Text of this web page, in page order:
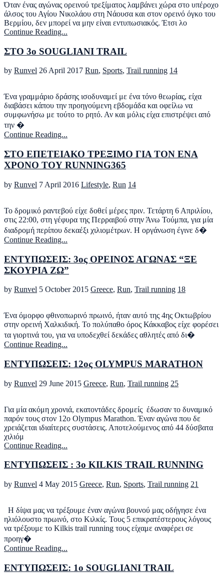
Όταν ένας αγώνας ορεινού τρεξίματος λαμβάνει χώρα στο υπέροχο
άλσος του Αγίου Νικολάου στη Νάουσα και στον ορεινό όγκο του
Βερμίου, δεν μπορεί να μην είναι εντυπωσιακός. Έτσι λο
Continue Reading...
ΣΤΟ 3ο SOUGLIANI TRAIL
by Runvel 26 April 2017 Run, Sports, Trail running 14
Ένα γραμμάριο δράσης ισοδυναμεί με ένα τόνο θεωρίας, είχα
διαβάσει κάπου την προηγούμενη εβδομάδα και οφείλω να
συμφωνήσω με τούτο το ρητό. Αν και μόλις είχα επιστρέψει από
την �
Continue Reading...
ΣΤΟ ΕΠΕΤΕΙΑΚΟ ΤΡΕΞΙΜΟ ΓΙΑ ΤΟΝ ΕΝΑ
ΧΡΟΝΟ ΤΟΥ RUNNING365
by Runvel 7 April 2016 Lifestyle, Run 14
Το δρομικό ραντεβού είχε δοθεί μέρες πριν. Τετάρτη 6 Απριλίου,
στις 22:00, στη γέφυρα της Περραιβού στην Άνω Τούμπα, για μία
διαδρομή περίπου δεκαέξι χιλιομέτρων. Η οργάνωση έγινε δ�
Continue Reading...
ΕΝΤΥΠΩΣΕΙΣ: 3ος ΟΡΕΙΝΟΣ ΑΓΩΝΑΣ “ΞΕ
ΣΚΟΥΡΙΑ ΖΩ”
by Runvel 5 October 2015 Greece, Run, Trail running 18
Ένα όμορφο φθινοπωρινό πρωινό, ήταν αυτό της 4ης Οκτωβρίου
στην ορεινή Χαλκιδική. Το πολύπαθο όρος Κάκκαβος είχε φορέσει
τα γιορτινά του, για να υποδεχθεί δεκάδες αθλητές από δι�
Continue Reading...
ΕΝΤΥΠΩΣΕΙΣ: 12ος OLYMPUS MARATHON
by Runvel 29 June 2015 Greece, Run, Trail running 25
Για μία ακόμη χρονιά, εκατοντάδες δρομείς έδωσαν το δυναμικό
παρόν τους στον 12ο Olympus Marathon. Έναν αγώνα που δε
χρειάζεται ιδιαίτερες συστάσεις. Αποτελούμενος από 44 δύσβατα
χιλιόμ
Continue Reading...
EΝΤΥΠΩΣΕΙΣ : 3o KILKIS TRAIL RUNNING
by Runvel 4 May 2015 Greece, Run, Sports, Trail running 21
Η δίψα μας να τρέξουμε έναν αγώνα βουνού μας οδήγησε ένα
ηλιόλουστο πρωινό, στο Κιλκίς. Τους 5 επικρατέστερους λόγους
να τρέξουμε το Kilkis trail running τους είχαμε αναφέρει σε
προηγ�
Continue Reading...
ΕΝΤΥΠΩΣΕΙΣ: 1ο SOUGLIANI TRAIL